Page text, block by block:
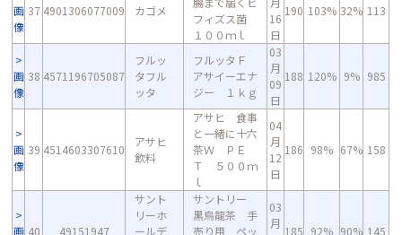
画
像
37 4901306077009 カゴメ
フィズス菌
１００ｍｌ
16
日
190 103% 32% 113
画
像
38 4571196705087
フルッ
タフル
ッタ
フルッタＦ
アサイーエナ
ジー １ｋｇ
03
月
09
日
188 120% 9% 985
画
像
39 4514603307610
アサヒ
飲料
アサヒ 食事
と一緒に十六
茶Ｗ ＰＥ
Ｔ ５００ｍ
ｌ
04
月
12
日
186 98% 67% 158
画 40 49151947
サント
リーホ
ールデ
サントリー
黒烏龍茶 手
売り用 ペッ
03
月
185 92% 90% 145